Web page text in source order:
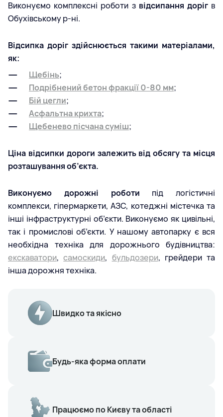
Виконуємо комплексні роботи з відсипання дорігв
Обухівському р-ні.
Відсипка доріг здійснюється такими матеріалами,
як:
Щебінь;
Подрібнений бетон фракції 0-80 мм;
Бій цегли;
Асфальтна крихта;
Щебенево пісчана суміш;
Ціна відсипки дороги залежить від обсягу та місця
розташування об’єкта.
Виконуємо дорожні роботи під логістичні
комплекси, гіпермаркети, АЗС, котеджні містечка та
інші інфраструктурні об’єкти. Виконуємо як цивільні,
так і промислові об’єкти. У нашому автопарку є вся
необхідна техніка для дорожнього будівництва:
екскаватори,самоскиди, бульдозери, грейдери та
інша дорожня техніка.
Швидко та якісно
Будь-яка форма оплати
Працюємо по Києву та області